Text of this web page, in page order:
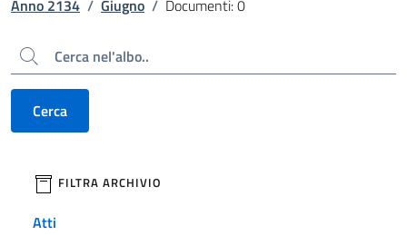
Anno 2134 / Giugno / Documenti: 0
Cerca
Cerca
filtri da applicare
FILTRA ARCHIVIO
Atti